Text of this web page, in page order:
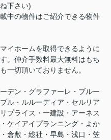
下さい)
中の物件はご紹介できる物件
イホームを取得できるように
。仲介手数料最大無料はもち
一切頂いておりません。
デン・グラファーレ・ブルー
ル・ルルーディア・セルリア
プライス・一建設・アーネス
ケイアイプランニング・よか
倉敷・総社・早島・浅口・笠